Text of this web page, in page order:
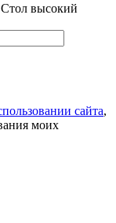
Стол высокий
сайта,
моих